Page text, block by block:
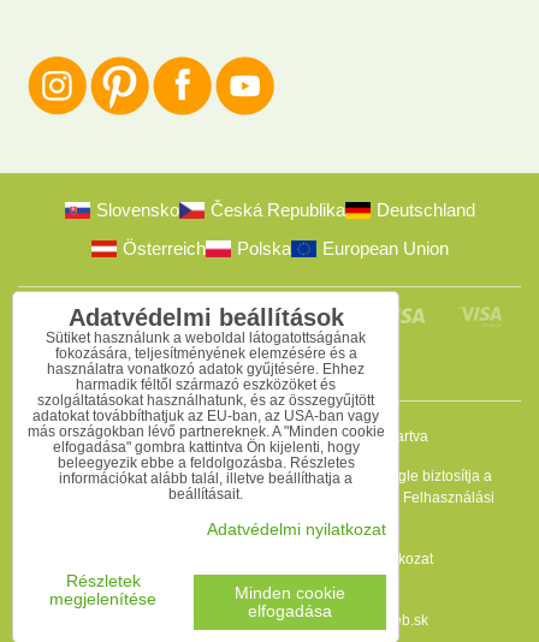
Slovensko Česká Republika
Deutschland
Österreich
Polska European Union
2009-2026 © Bomba s.r.o. Minden jog fenntartva
Ez az oldal reCAPTCHA programmal védett, és a Google biztosítja a
védelmet. Érvényesek azAdatvédelmi szabályzat
Felhasználási
feltételek .
Adatvédelmi nyilatkozat
A weboldal a következővel készült: BiznisWeb.sk
Adatvédelmi beállítások
Sütiket használunk a weboldal látogatottságának
fokozására, teljesítményének elemzésére és a
használatra vonatkozó adatok gyűjtésére. Ehhez
harmadik féltől származó eszközöket és
szolgáltatásokat használhatunk, és az összegyűjtött
adatokat továbbíthatjuk az EU-ban, az USA-ban vagy
más országokban lévő partnereknek. A "Minden cookie
elfogadása" gombra kattintva Ön kijelenti, hogy
beleegyezik ebbe a feldolgozásba. Részletes
információkat alább talál, illetve beállíthatja a
beállításait.
Adatvédelmi nyilatkozat
Részletek
megjelenítése
Minden cookie
elfogadása